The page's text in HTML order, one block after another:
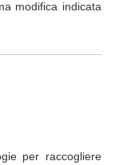
modifica indicata
per raccogliere